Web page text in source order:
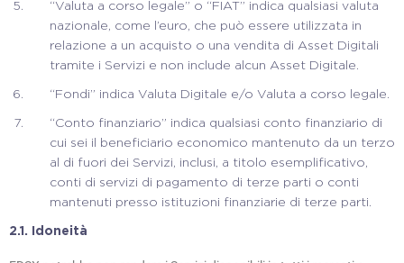
“Valuta a corso legale” o “FIAT” indica qualsiasi valuta
nazionale, come l’euro, che può essere utilizzata in
relazione a un acquisto o una vendita di Asset Digitali
tramite i Servizi e non include alcun Asset Digitale.
“Fondi” indica Valuta Digitale e/o Valuta a corso legale.
“Conto finanziario” indica qualsiasi conto finanziario di
cui sei il beneficiario economico mantenuto da un terzo
al di fuori dei Servizi, inclusi, a titolo esemplificativo,
conti di servizi di pagamento di terze parti o conti
mantenuti presso istituzioni finanziarie di terze parti.
2.1. Idoneità